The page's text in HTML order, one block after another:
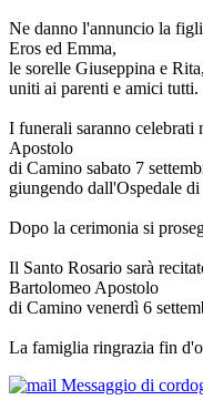
Ne danno l'annuncio la
Eros ed Emma,
le sorelle Giuseppina e
uniti ai parenti e amici tutti.
I funerali saranno celebrati
Apostolo
di Camino sabato 7
giungendo dall'Ospedale
Dopo la cerimonia si
Il Santo Rosario sarà
Bartolomeo Apostolo
di Camino venerdì 6
La famiglia ringrazia fin
Messaggio di